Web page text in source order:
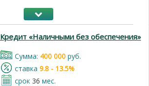
Кредит «Наличными без обеспечения»
Cумма: 400 000руб.
cтавка 9.8 - 13.5%
срок 36 мес.